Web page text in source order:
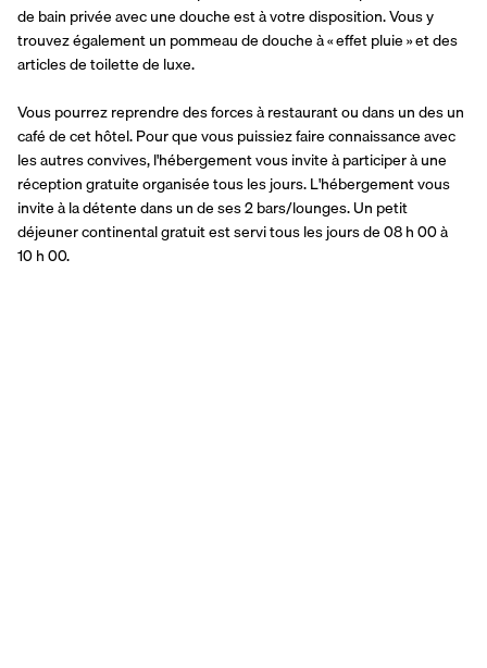
de bain privée avec une douche est à votre disposition. Vous y
trouvez également un pommeau de douche à « effet pluie » et des
articles de toilette de luxe.
Vous pourrez reprendre des forces à restaurant ou dans un des un
café de cet hôtel. Pour que vous puissiez faire connaissance avec
les autres convives, l'hébergement vous invite à participer à une
réception gratuite organisée tous les jours. L'hébergement vous
invite à la détente dans un de ses 2 bars/lounges. Un petit
déjeuner continental gratuit est servi tous les jours de 08 h 00 à
10 h 00.